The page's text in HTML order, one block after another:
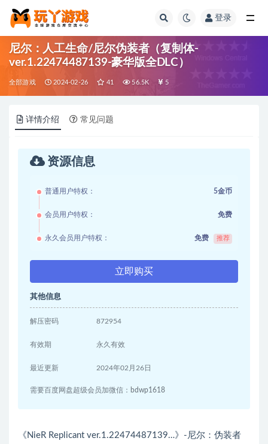
登录
尼尔：人工生命/尼尔伪装者（复制体-
ver.1.22474487139-豪华版全DLC）
全部游戏 2024-02-26 41 56.5K 5
详情介绍 常见问题
资源信息
普通用户特权： 5金币
会员用户特权： 免费
永久会员用户特权： 免费 推荐
立即购买
其他信息
解压密码 872954
有效期 永久有效
最近更新 2024年02月26日
需要百度网盘超级会员加微信：bdwp1618
《NieR Replicant ver.1.22474487139…》-尼尔：伪装者